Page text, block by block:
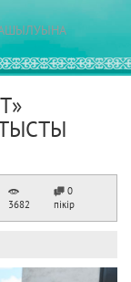
АШЫЛУЫНА
3682
0
пікір